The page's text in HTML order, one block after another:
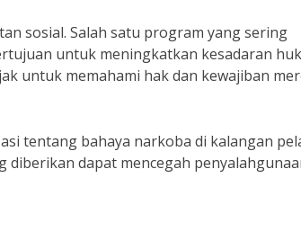
sosial. Salah satu program yang sering
untuk meningkatkan kesadaran
untuk memahami hak dan kewajiban
tentang bahaya narkoba di kalangan
dapat mencegah